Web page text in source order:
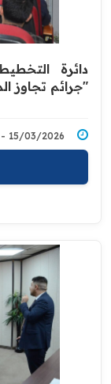
دائرة
"جرائم تجاوز
15/03/2026 - 10:55 صباحًا